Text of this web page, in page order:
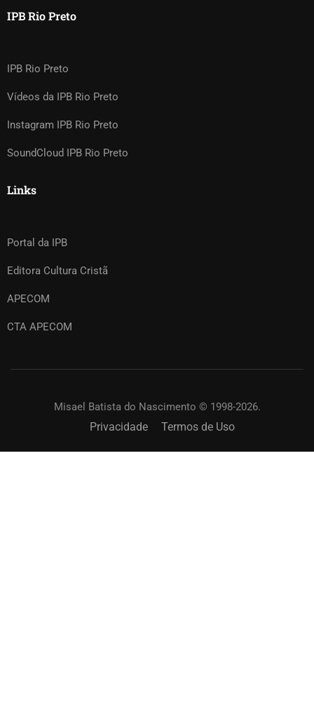
IPB Rio Preto
IPB Rio Preto
Vídeos da IPB Rio Preto
Instagram IPB Rio Preto
SoundCloud IPB Rio Preto
Links
Portal da IPB
Editora Cultura Cristã
APECOM
CTA APECOM
Misael Batista do Nascimento © 1998-2026.
Privacidade Termos de Uso